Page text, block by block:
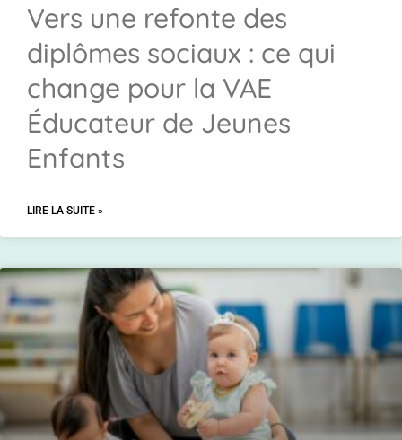
Vers une refonte des
diplômes sociaux : ce qui
change pour la VAE
Éducateur de Jeunes
Enfants
LIRE LA SUITE »